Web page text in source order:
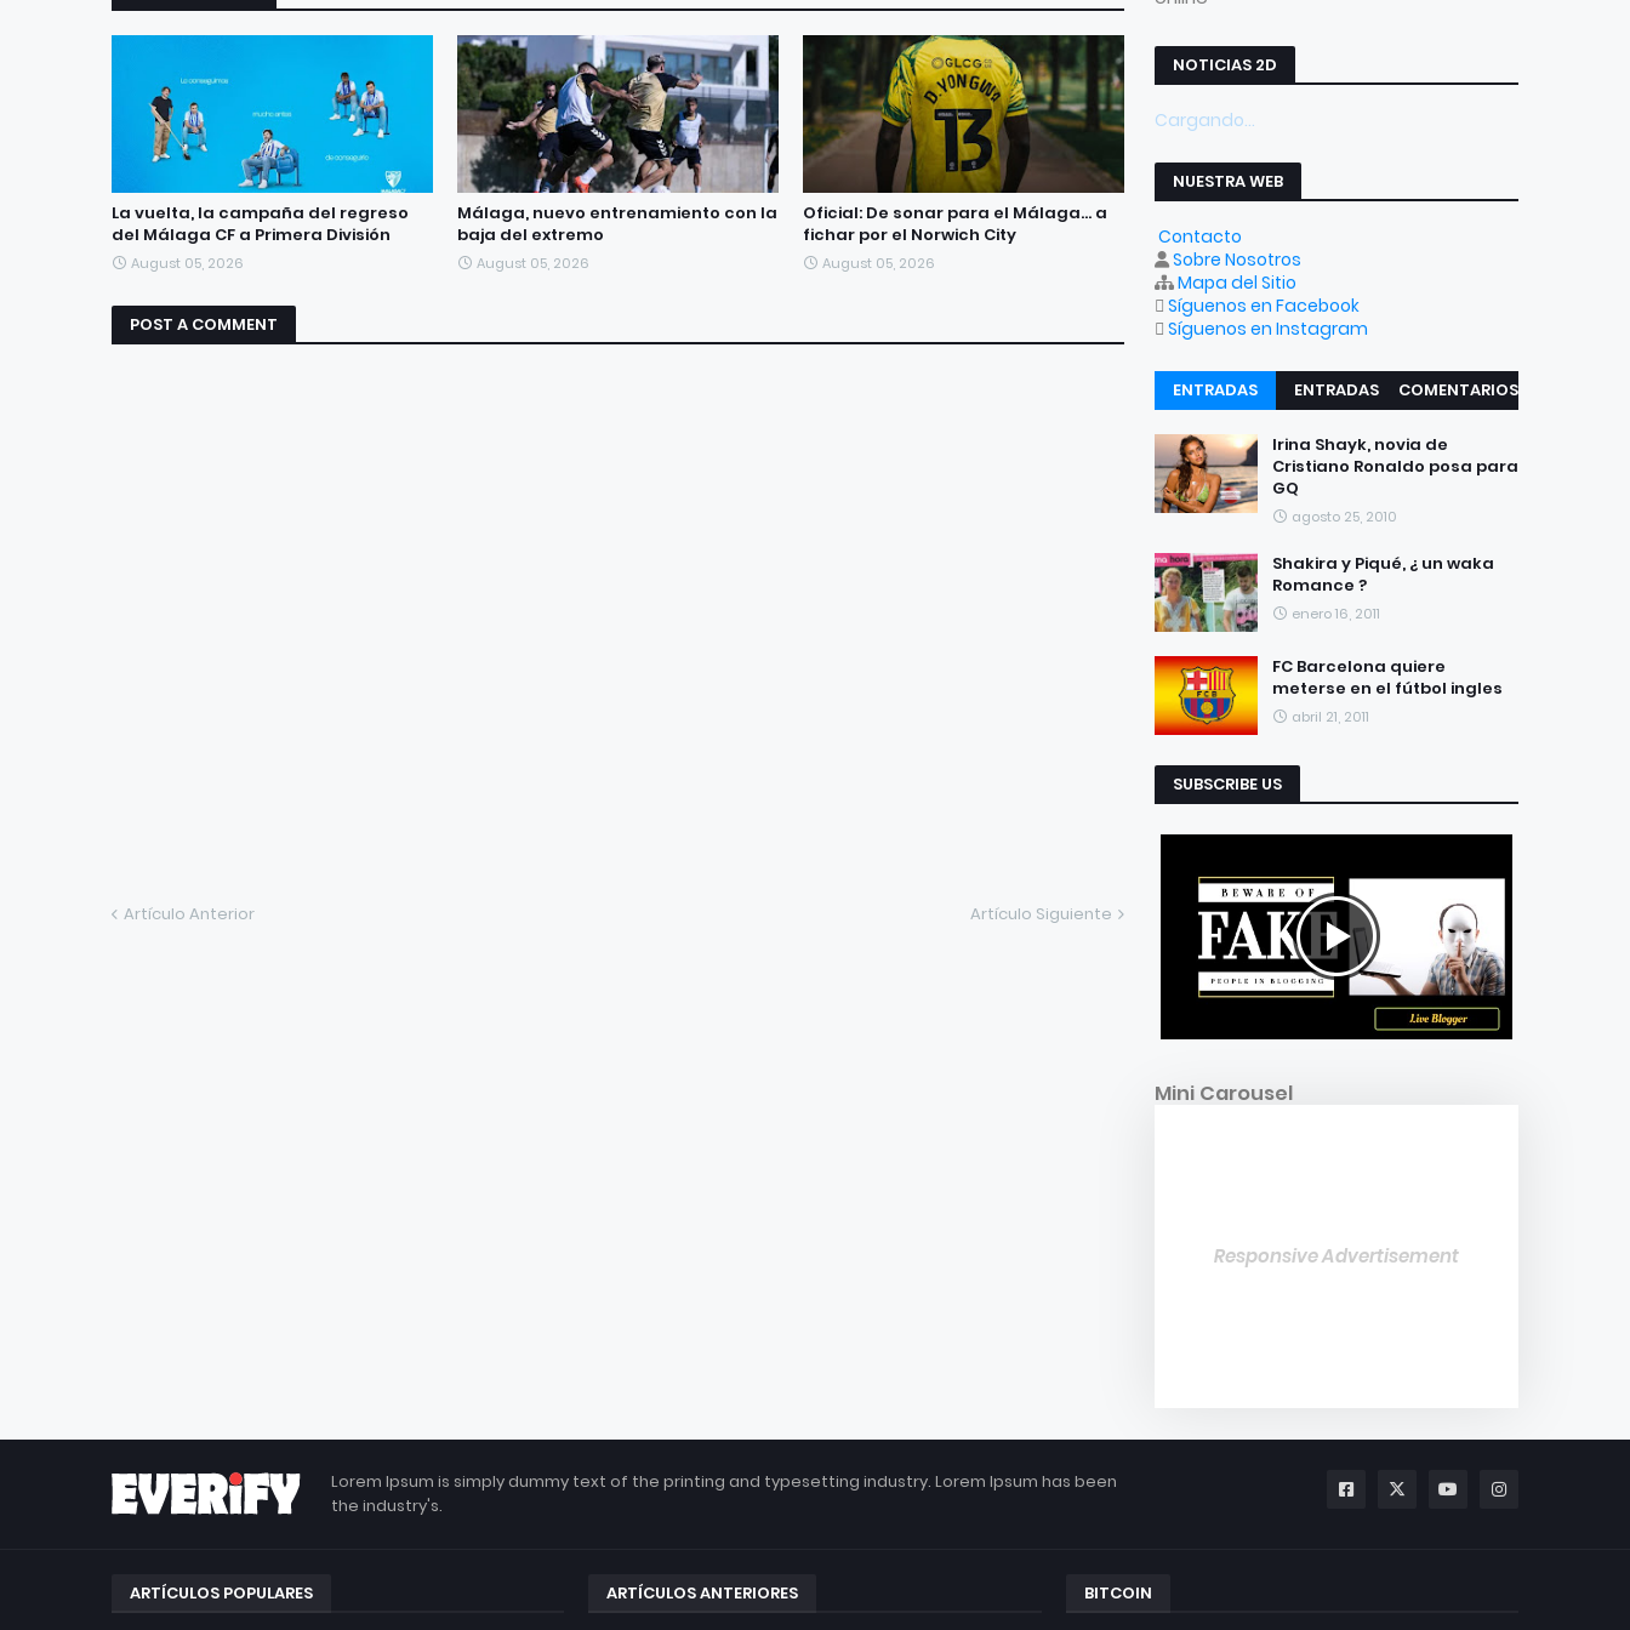
La vuelta, la campaña del regreso
del Málaga CF a Primera División
August 05, 2026
Málaga, nuevo entrenamiento con la
baja del extremo
August 05, 2026
Oficial: De sonar para el Málaga... a
fichar por el Norwich City
August 05, 2026
POST A COMMENT
Artículo Anterior Artículo Siguiente
NOTICIAS 2D
Cargando...
NUESTRA WEB
Contacto
Sobre Nosotros
Mapa del Sitio
Síguenos en Facebook
Síguenos en Instagram
ENTRADAS
RECIENTES
ENTRADAS
COMENTARIOS
Irina Shayk, novia de
Cristiano Ronaldo posa para
GQ
agosto 25, 2010
Shakira y Piqué, ¿ un waka
Romance ?
enero 16, 2011
FC Barcelona quiere
meterse en el fútbol ingles
abril 21, 2011
SUBSCRIBE US
Mini Carousel
Responsive Advertisement
Lorem Ipsum is simply dummy text of the printing and typesetting industry. Lorem Ipsum has been
the industry's.
ARTÍCULOS POPULARES ARTÍCULOS ANTERIORES BITCOIN